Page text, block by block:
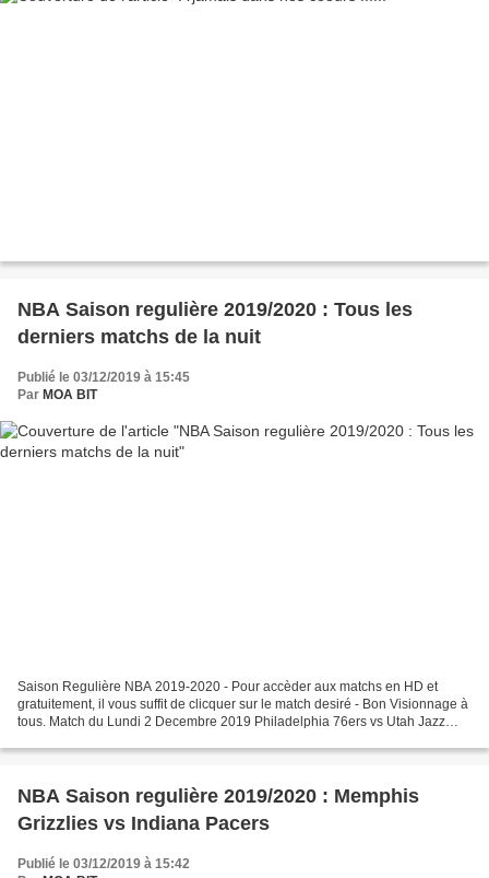
NBA Saison regulière 2019/2020 : Tous les
derniers matchs de la nuit
Publié le 03/12/2019 à 15:45
Par MOA BIT
Saison Regulière NBA 2019-2020 - Pour accèder aux matchs en HD et
gratuitement, il vous suffit de clicquer sur le match desiré - Bon Visionnage à
tous. Match du Lundi 2 Decembre 2019 Philadelphia 76ers vs Utah Jazz
NBA Saison regulière 2019/2020 : Memphis
Grizzlies vs Indiana Pacers
Publié le 03/12/2019 à 15:42